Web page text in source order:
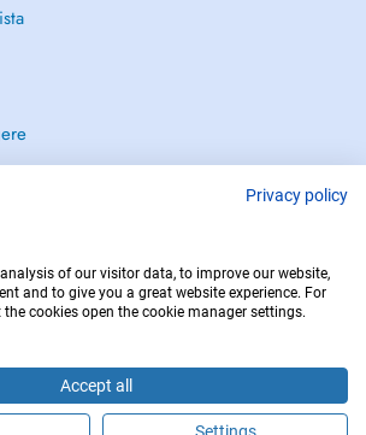
URGENZE, CONSULTARE : 112
S.A. 42, Rue de la Vallée, L-2661 Luxembourg
Privacy policy
of our visitor data, to improve our website,
and to give you a great website experience. For
cookies open the cookie manager settings.
Accept all